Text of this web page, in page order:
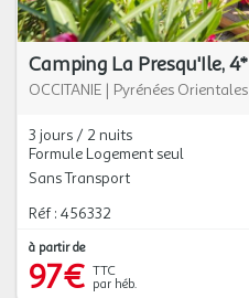
Camping La Presqu'Ile, 4*
OCCITANIE | Pyrénées Orientales
3 jours / 2 nuits
Formule Logement seul
Sans Transport
Réf : 456332
à partir de
97€ TTC
par héb.